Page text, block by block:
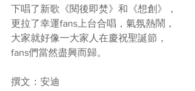
下唱了新歌《閱後即焚》和《想創》，
更拉了幸運fans上台合唱，氣氛熱鬧，
大家就好像一大家人在慶祝聖誕節，
fans們當然盡興而歸。
撰文：安迪